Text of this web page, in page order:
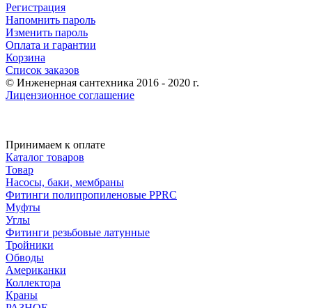
Регистрация
Напомнить пароль
Изменить пароль
Оплата и гарантии
Корзина
Список заказов
© Инженерная сантехника 2016 - 2020 г.
Лицензионное соглашение
Принимаем к оплате
Каталог товаров
Товар
Насосы, баки, мембраны
Фитинги полипропиленовые PPRC
Муфты
Углы
Фитинги резьбовые латунные
Тройники
Обводы
Американки
Коллектора
Краны